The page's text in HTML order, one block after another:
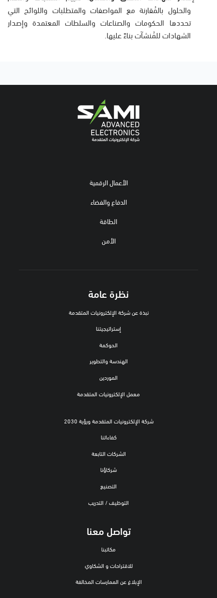
والحلول بالمُقارنة مع المواصفات والمتطلبات واللوائح التي
تحددها الحكومات والصناعات والسلطات المعتمدة وإصدار
الشهادات للمُنشآت بناءً عليها.
الأعمال الرقمية
الدفاع والفضاء
الطاقة
الأمن
نظرة عامة
نبذة عن شركة الإلكترونيات المتقدمة
إستراتيجيتنا
الحوكمة
الهندسة والتطوير
الموردين
معمل الإلكترونيات المتقدمة
شركة الإلكترونيات المتقدمة ورؤية 2030
كفاءاتنا
الشركات التابعة
شركاؤنا
التصنيع
التوظيف / التدريب
تواصل معنا
مكاتبنا
للاقتراحات و الشكاوي
الإبلاغ عن الممارسات المخالفة